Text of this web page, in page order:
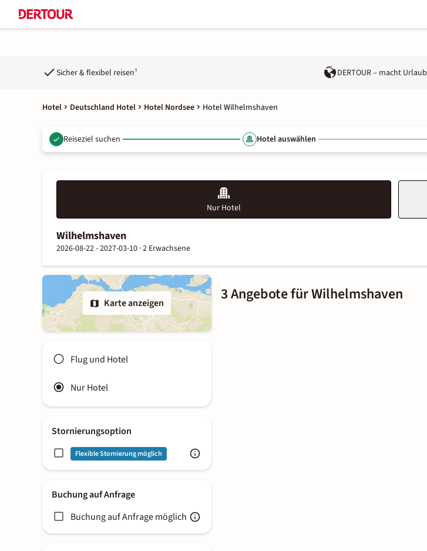
Sicher & flexibel reisen¹ DERTOUR – macht Urlaub
Hotel Deutschland Hotel Hotel Nordsee Hotel Wilhelmshaven
Reiseziel suchen Hotel auswählen
Nur Hotel
Wilhelmshaven
2026-08-22 - 2027-03-10 ·2 Erwachsene
Karte anzeigen
Flug und Hotel
Nur Hotel
Stornierungsoption
Flexible Stornierung möglich
Buchung auf Anfrage
Buchung auf Anfrage möglich
3 Angebote für Wilhelmshaven